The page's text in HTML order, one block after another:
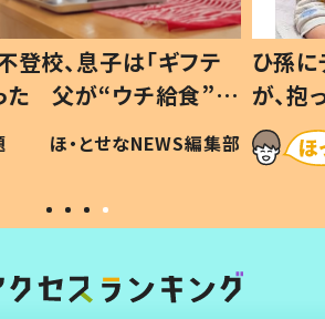
デレな80歳じいじ
すると…ひ孫の反応に
した」「可愛くて仕方な
ほ・とせなNEWS編集部